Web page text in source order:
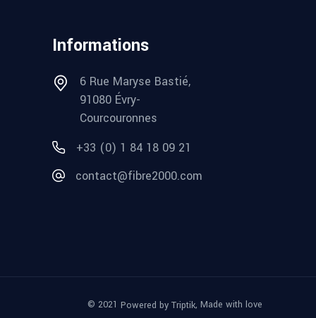
Informations
6 Rue Maryse Bastié,
91080 Évry-
Courcouronnes
+33 (0) 1 84 18 09 21
contact@fibre2000.com
© 2021 Powered by Triptik, Made with love